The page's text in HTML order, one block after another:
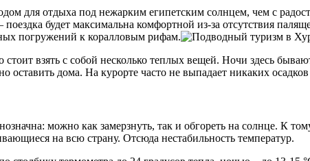
для отдыха под нежарким египетским солнцем, чем с
будет максимальна комфортной из-за отсутствия
погружений к коралловым рифам.
стоит взять с собой несколько теплых вещей. Ночи здесь
оставить дома. На курорте часто не выпадает никаких
можно как замерзнуть, так и обгореть на солнце. К
на всю страну. Отсюда нестабильность температур.